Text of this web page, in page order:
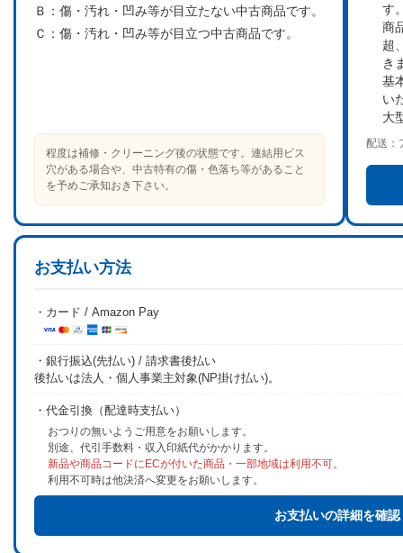
Ｂ： 傷・汚れ・凹み等が目立たない中古商品です。
Ｃ： 傷・汚れ・凹み等が目立つ中古商品です。
程度は補修・クリーニング後の状態です。連結用ビス
穴がある場合や、中古特有の傷・色落ち等があること
を予めご承知おき下さい。
す
商
超
き
基
い
大
配送：
お支払い方法
・カード / Amazon Pay
・銀行振込(先払い) / 請求書後払い
後払いは法人・個人事業主対象(NP掛け払い)。
・代金引換（配達時支払い）
おつりの無いようご用意をお願いします。
別途、代引手数料・収入印紙代がかかります。
新品や商品コードにECが付いた商品・一部地域は利用不可。
利用不可時は他決済へ変更をお願いします。
お支払いの詳細を確認